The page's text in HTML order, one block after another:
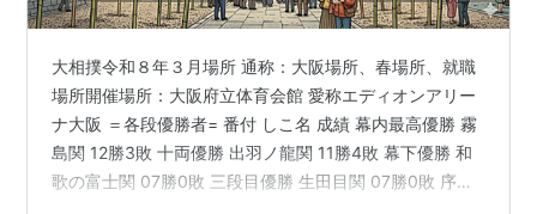
大相撲令和８年３月場所 通称：大阪場所、春場所、就職
場所開催場所：大阪府立体育会館 愛称エディオンアリー
ナ大阪 ＝各段優勝者= 番付 しこ名 成績 幕内最高優勝 霧
島関 12勝3敗 十両優勝 出羽ノ龍関 11勝4敗 幕下優勝 和
歌の富士関 07勝0敗 三段目優勝 生田目関 07勝0敗 序二